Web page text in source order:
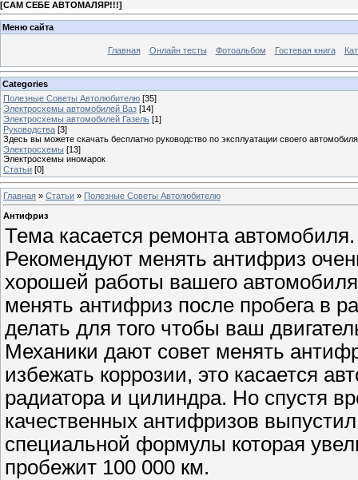
[САМ СЕБЕ АВТОМАЛЯР!!!]
Меню сайта
Главная Онлайн тесты Фотоальбом Гостевая книга
Categories
Полезные Советы Автолюбителю [35]
Электросхемы автомобилей Ваз [14]
Электросхемы автомобилей Газель [1]
Руководства [3]
Здесь вы можете скачать бесплатно руководство по эксплуатации своего автомобиля
Электросхемы [13]
Электросхемы иномарок
Статьи [0]
Главная » Статьи » Полезные Советы Автолюбителю
Антифриз
Тема касается ремонта
Рекомендуют менять антифриз
хорошей работы вашего
менять антифриз после пробега в
делать для того чтобы ваш
Механики дают совет менять
избежать коррозии, это касается
радиатора и цилиндра. Но спустя
качественных антифризов
специальной формулы которая
пробежит 100 000 км.